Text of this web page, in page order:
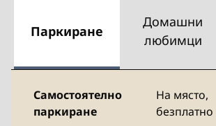
Паркиране
Домашни
любимци
Самостоятелно
паркиране
На място,
безплатно